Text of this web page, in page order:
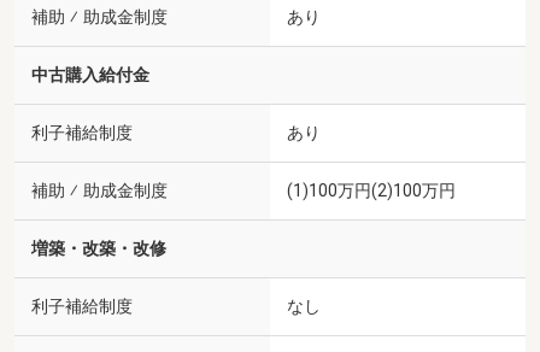
補助 ⁄ 助成金制度 あり
中古購入給付金
利子補給制度 あり
補助 ⁄ 助成金制度 (1)100万円(2)100万円
増築・改築・改修
利子補給制度 なし